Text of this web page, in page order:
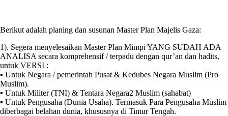
Berikut adalah planing dan susunan Master Plan Majelis Gaza:
1). Segera menyelesaikan Master Plan Mimpi YANG SUDAH ADA
ANALISA secara komprehensif / terpadu dengan qur’an dan hadits,
untuk VERSI :
▪️ Untuk Negara / pemerintah Pusat & Kedubes Negara Muslim (Pro
Muslim).
▪️ Untuk Militer (TNI) & Tentara Negara2 Muslim (sahabat)
▪️ Untuk Pengusaha (Dunia Usaha). Termasuk Para Pengusaha Muslim
diberbagai belahan dunia, khususnya di Timur Tengah.